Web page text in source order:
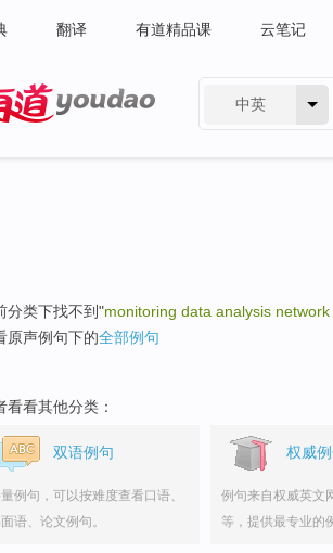
翻译 有道精品课 云笔记
中英
分类下找不到"monitoring data analysis
原声例句下的全部例句
看看其他分类：
双语例句
例句，可以按难度查看口语、
语、论文例句。
权威
例句来自权威英文
等，提供最专业的